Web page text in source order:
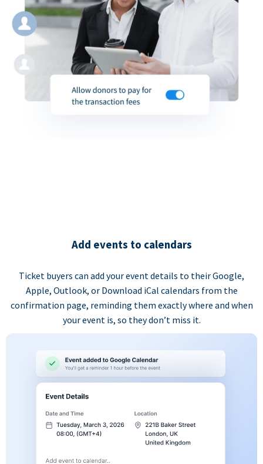
Add events to calendars
Ticket buyers can add your event details to their Google,
Apple, Outlook, or Download iCal calendars from the
confirmation page, reminding them exactly where and when
your event is, so they don’t miss it.